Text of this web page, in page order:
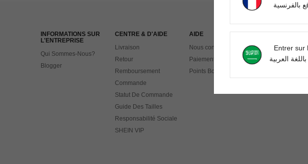
INFORMATIONS SUR
L'ENTREPRISE
Qui Sommes-Nous?
Blogger
CENTRE & D'AIDE
Livraison
Retour
Remboursement
Commande
Statut De Commande
Guide Des Tailles
Responsabilité Sociale
SHEIN VIP
AIDE
Nous contacter
Paiement
Points Bonus
بالفرنسية
Entrer sur
العربية